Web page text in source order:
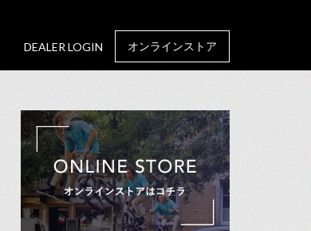
DEALER LOGIN オンラインストア